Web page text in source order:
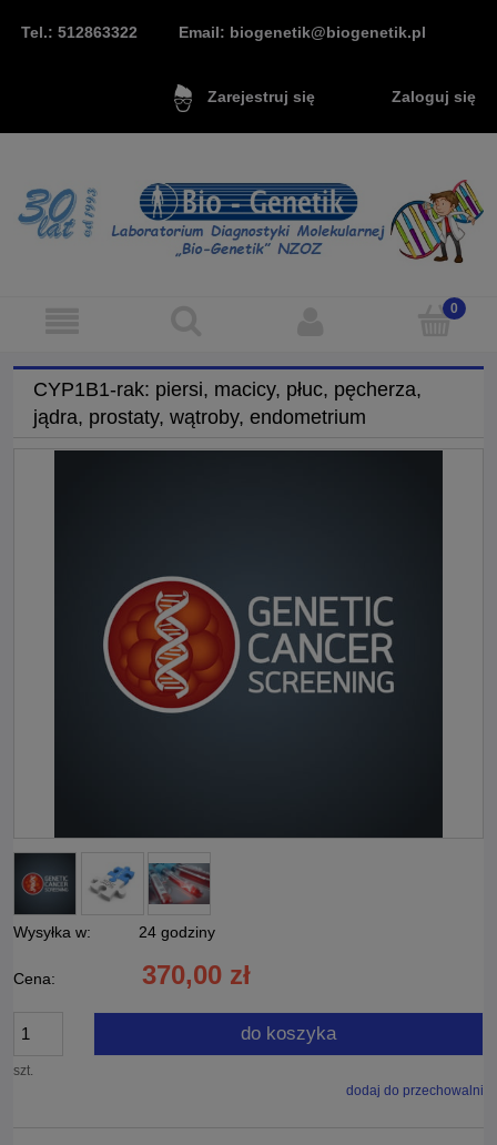
Tel.: 512863322 Email: biogenetik@biogenetik.pl
Zarejestruj się Zaloguj się
CYP1B1-rak: piersi, macicy, płuc, pęcherza,
jądra, prostaty, wątroby, endometrium
Wysyłka w: 24 godziny
Cena: 370,00 zł
szt.
do koszyka
dodaj do przechowalni